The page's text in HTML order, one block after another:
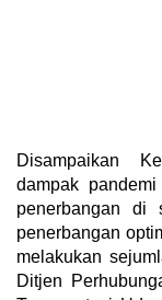
Disampaikan
dampak
penerbangan di
penerbangan
melakukan
Ditjen